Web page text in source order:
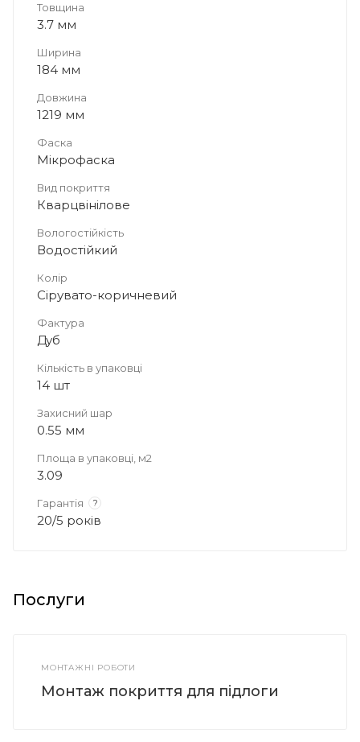
Товщина
3.7 мм
Ширина
184 мм
Довжина
1219 мм
Фаска
Мікрофаска
Вид покриття
Кварцвінілове
Вологостійкість
Водостійкий
Колір
Сірувато-коричневий
Фактура
Дуб
Кількість в упаковці
14 шт
Захисний шар
0.55 мм
Площа в упаковці, м2
3.09
Гарантія ?
20/5 років
Послуги
МОНТАЖНІ РОБОТИ
Монтаж покриття для підлоги